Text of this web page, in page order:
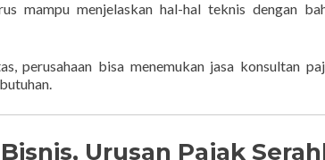
mampu menjelaskan hal-hal teknis dengan
perusahaan bisa menemukan jasa konsultan
Urusan Pajak